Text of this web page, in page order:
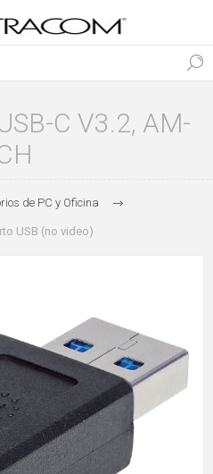
C V3.2, AM-
de PC y Oficina
USB (no video)